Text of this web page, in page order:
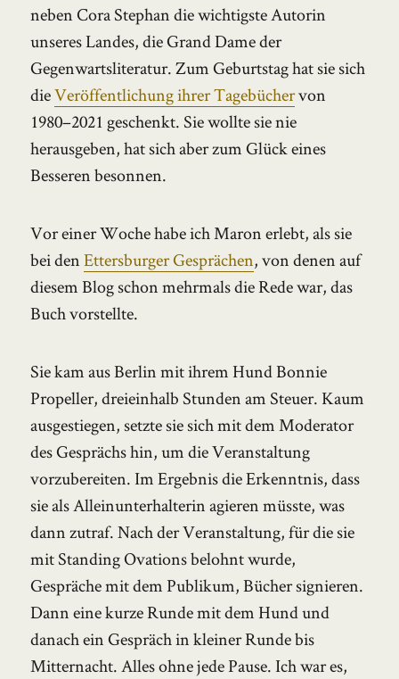
neben Cora Stephan die wichtigste Autorin
unseres Landes, die Grand Dame der
Gegenwartsliteratur. Zum Geburtstag hat sie sich
dieVeröffentlichung ihrer Tagebüchervon
1980–2021 geschenkt. Sie wollte sie nie
herausgeben, hat sich aber zum Glück eines
Besseren besonnen.
Vor einer Woche habe ich Maron erlebt, als sie
bei denEttersburger Gesprächen, von denen auf
diesem Blog schon mehrmals die Rede war, das
Buch vorstellte.
Sie kam aus Berlin mit ihrem Hund Bonnie
Propeller, dreieinhalb Stunden am Steuer. Kaum
ausgestiegen, setzte sie sich mit dem Moderator
des Gesprächs hin, um die Veranstaltung
vorzubereiten. Im Ergebnis die Erkenntnis, dass
sie als Alleinunterhalterin agieren müsste, was
dann zutraf. Nach der Veranstaltung, für die sie
mit Standing Ovations belohnt wurde,
Gespräche mit dem Publikum, Bücher signieren.
Dann eine kurze Runde mit dem Hund und
danach ein Gespräch in kleiner Runde bis
Mitternacht. Alles ohne jede Pause. Ich war es,